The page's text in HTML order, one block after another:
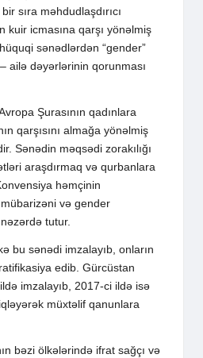
sıra məhdudlaşdırıcı
kuir icmasına qarşı yönəlmiş
sənədlərdən “gender”
– ailə dəyərlərinin qorunması
Şurasının qadınlara
qarşısını almağa yönəlmiş
Sənədin məqsədi zorakılığı
araşdırmaq və qurbanlara
həmçinin
və gender
tutur.
bu sənədi imzalayıb, onların
edib. Gürcüstan
imzalayıb, 2017-ci ildə isə
müxtəlif qanunlara
bəzi ölkələrində ifrat sağçı və